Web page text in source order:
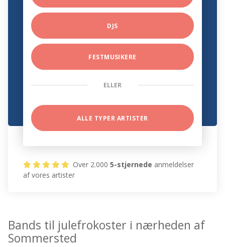
DJS
FESTMUSIKERE
ELLER
ALLE TYPER ARTISTER
Over 2.0005-stjernede anmeldelser
af vores artister
Bands til julefrokoster i nærheden af
Sommersted